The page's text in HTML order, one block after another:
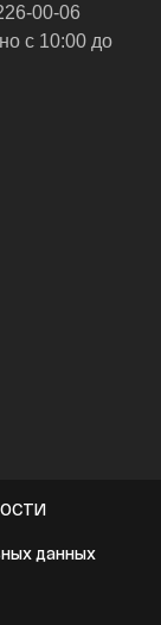
00-06
с 10:00 до
данных